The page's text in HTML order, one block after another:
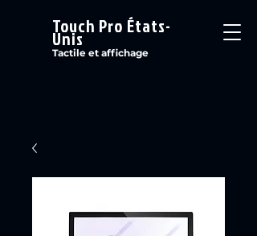
Touch Pro États-
Unis
Tactile et affichage